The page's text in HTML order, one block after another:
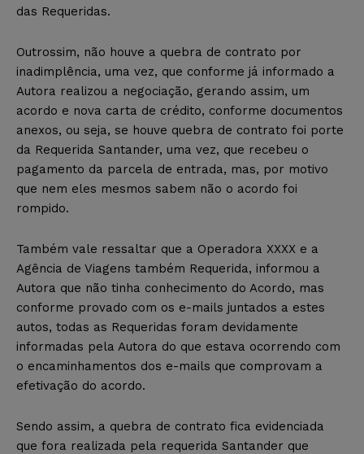
das Requeridas.
Outrossim, não houve a quebra de contrato por
inadimplência, uma vez, que conforme já informado a
Autora realizou a negociação, gerando assim, um
acordo e nova carta de crédito, conforme documentos
anexos, ou seja, se houve quebra de contrato foi porte
da Requerida Santander, uma vez, que recebeu o
pagamento da parcela de entrada, mas, por motivo
que nem eles mesmos sabem não o acordo foi
rompido.
Também vale ressaltar que a Operadora XXXX e a
Agência de Viagens também Requerida, informou a
Autora que não tinha conhecimento do Acordo, mas
conforme provado com os e-mails juntados a estes
autos, todas as Requeridas foram devidamente
informadas pela Autora do que estava ocorrendo com
o encaminhamentos dos e-mails que comprovam a
efetivação do acordo.
Sendo assim, a quebra de contrato fica evidenciada
que fora realizada pela requerida Santander que